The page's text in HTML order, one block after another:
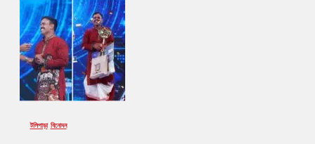
টলিপাড়া বিনোদন